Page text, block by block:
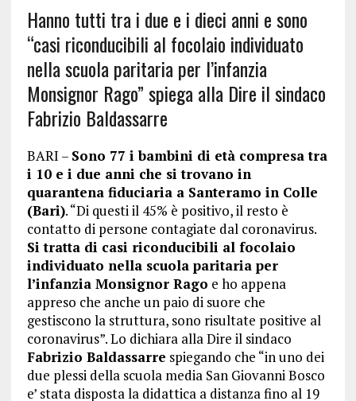
Hanno tutti tra i due e i dieci anni e sono
“casi riconducibili al focolaio individuato
nella scuola paritaria per l’infanzia
Monsignor Rago” spiega alla Dire il sindaco
Fabrizio Baldassarre
BARI – Sono 77 i bambini di età compresa tra
i 10 e i due anni che si trovano in
quarantena fiduciaria a Santeramo in Colle
(Bari). “Di questi il 45% è positivo, il resto è
contatto di persone contagiate dal coronavirus.
Si tratta di casi riconducibili al focolaio
individuato nella scuola paritaria per
l’infanzia Monsignor Rago e ho appena
appreso che anche un paio di suore che
gestiscono la struttura, sono risultate positive al
coronavirus”. Lo dichiara alla Dire il sindaco
Fabrizio Baldassarre spiegando che “in uno dei
due plessi della scuola media San Giovanni Bosco
e’ stata disposta la didattica a distanza fino al 19